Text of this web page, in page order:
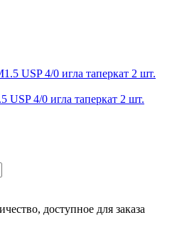
4/0 игла таперкат 2 шт.
доступное для заказа